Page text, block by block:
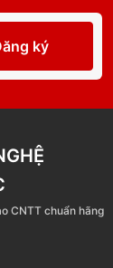
ký
CNTT chuẩn hãng